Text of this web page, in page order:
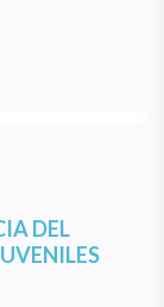
DEL